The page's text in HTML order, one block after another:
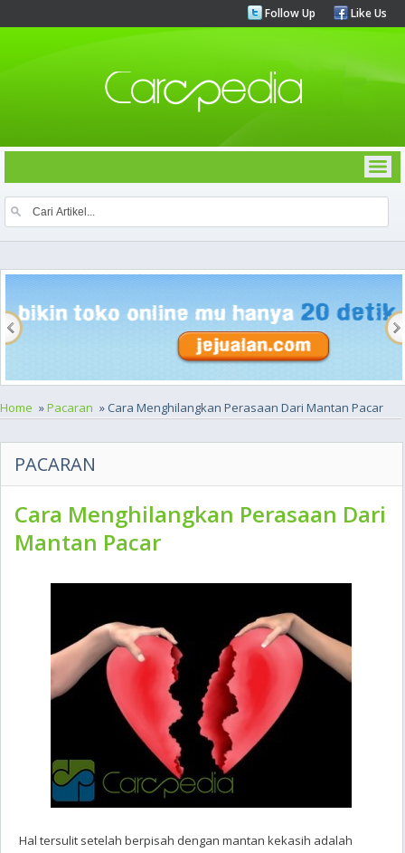
Follow Up Like Us
Home »Pacaran » Cara Menghilangkan Perasaan Dari Mantan Pacar
PACARAN
Cara Menghilangkan Perasaan Dari
Mantan Pacar
Hal tersulit setelah berpisah dengan mantan kekasih adalah